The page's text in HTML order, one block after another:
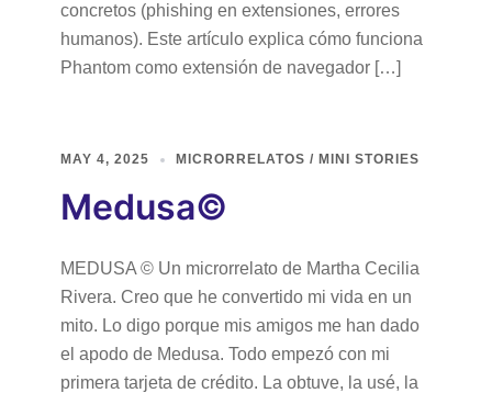
concretos (phishing en extensiones, errores
humanos). Este artículo explica cómo funciona
Phantom como extensión de navegador […]
MAY 4, 2025 MICRORRELATOS / MINI STORIES
Medusa©
MEDUSA © Un microrrelato de Martha Cecilia
Rivera. Creo que he convertido mi vida en un
mito. Lo digo porque mis amigos me han dado
el apodo de Medusa. Todo empezó con mi
primera tarjeta de crédito. La obtuve, la usé, la